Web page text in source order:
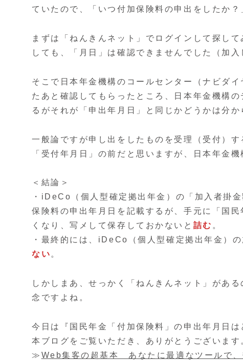
ていたので、「いつ付加保険料の申出をしたか？
まずは「ねんきんネット」でログインして探し
しても、「月日」は確認できませんでした（加
そこで日本年金機構のコールセンター（ナビダ
たあと確認してもらったところ、日本年金機構
るがそれが「申出年月日」と同じかどうかは分か
一般論ですが申し出をしたものを受理（受付）
「受付年月日」の前だと思いますが、日本年金
＜結論＞
・iDeCo（個人型確定拠出年金）の「加入者掛
保険料の申出年月日を記載するが、手元に「国
くなり、写メして保存しておかないと 詰む 。
・最終的には、iDeCo（個人型確定拠出年金）
ない 。
しかしまあ、せっかく「ねんきんネット」があ
念ですよね。
今日は『国民年金「付加保険料」の申出年月日
本ブログをご覧いただき、ありがとうございます
≫ Web集客の超基本 あなたに最適なツールで